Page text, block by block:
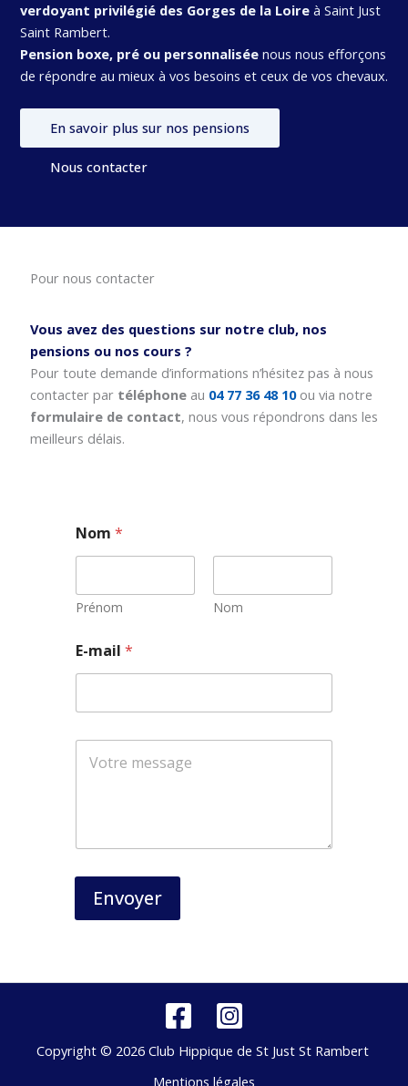
verdoyant privilégié des Gorges de la Loireà Saint Just
Saint Rambert.
Pension boxe, pré ou personnaliséenous nous efforçons
de répondre au mieux à vos besoins et ceux de vos chevaux.
En savoir plus sur nos pensions
Nous contacter
Pour nous contacter
Vous avez des questions sur notre club, nos
pensions ou nos cours ?
Pour toute demande d’informations n’hésitez pas à nous
contacter par téléphoneau 04 77 36 48 10 ou via notre
formulaire de contact, nous vous répondrons dans les
meilleurs délais.
Nom*
Prénom Nom
E-mail*
Envoyer
Copyright © 2026 Club Hippique de St Just St Rambert
Mentions légales